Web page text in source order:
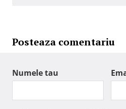
Posteaza comentariu
Numele tau